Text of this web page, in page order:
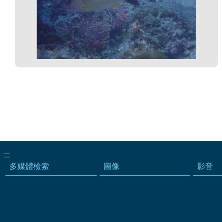
:::
多媒體檢索
圖像 影音